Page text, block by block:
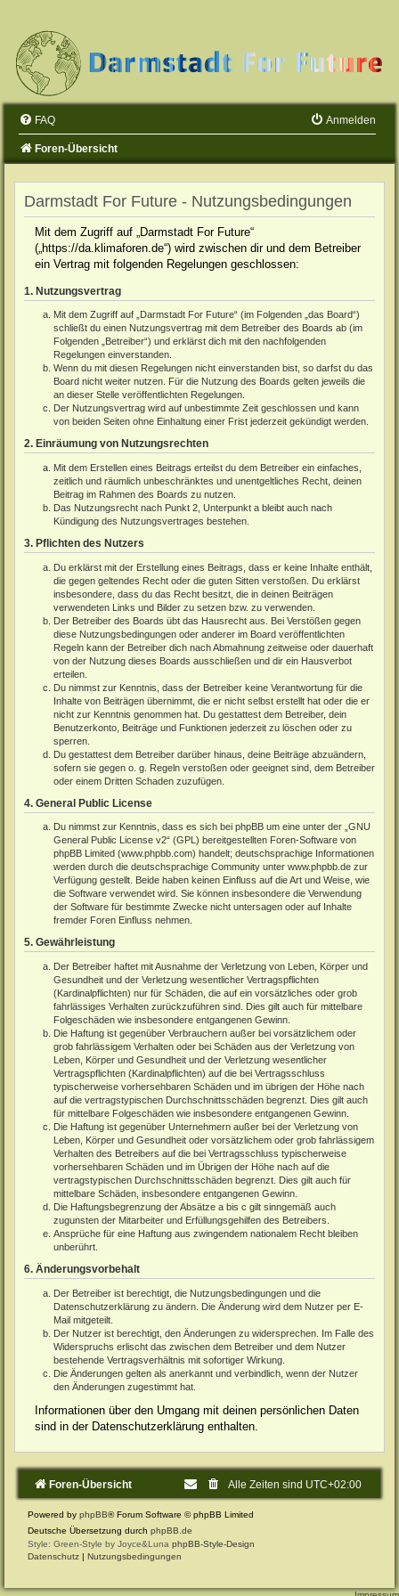
FAQ Anmelden
Foren-Übersicht
Darmstadt For Future - Nutzungsbedingungen
Mit dem Zugriff auf „Darmstadt For Future“
(„https://da.klimaforen.de“) wird zwischen dir und dem Betreiber
ein Vertrag mit folgenden Regelungen geschlossen:
1. Nutzungsvertrag
Mit dem Zugriff auf „Darmstadt For Future“ (im Folgenden „das Board“)
schließt du einen Nutzungsvertrag mit dem Betreiber des Boards ab (im
Folgenden „Betreiber“) und erklärst dich mit den nachfolgenden
Regelungen einverstanden.
Wenn du mit diesen Regelungen nicht einverstanden bist, so darfst du das
Board nicht weiter nutzen. Für die Nutzung des Boards gelten jeweils die
an dieser Stelle veröffentlichten Regelungen.
Der Nutzungsvertrag wird auf unbestimmte Zeit geschlossen und kann
von beiden Seiten ohne Einhaltung einer Frist jederzeit gekündigt werden.
2. Einräumung von Nutzungsrechten
Mit dem Erstellen eines Beitrags erteilst du dem Betreiber ein einfaches,
zeitlich und räumlich unbeschränktes und unentgeltliches Recht, deinen
Beitrag im Rahmen des Boards zu nutzen.
Das Nutzungsrecht nach Punkt 2, Unterpunkt a bleibt auch nach
Kündigung des Nutzungsvertrages bestehen.
3. Pflichten des Nutzers
Du erklärst mit der Erstellung eines Beitrags, dass er keine Inhalte enthält,
die gegen geltendes Recht oder die guten Sitten verstoßen. Du erklärst
insbesondere, dass du das Recht besitzt, die in deinen Beiträgen
verwendeten Links und Bilder zu setzen bzw. zu verwenden.
Der Betreiber des Boards übt das Hausrecht aus. Bei Verstößen gegen
diese Nutzungsbedingungen oder anderer im Board veröffentlichten
Regeln kann der Betreiber dich nach Abmahnung zeitweise oder dauerhaft
von der Nutzung dieses Boards ausschließen und dir ein Hausverbot
erteilen.
Du nimmst zur Kenntnis, dass der Betreiber keine Verantwortung für die
Inhalte von Beiträgen übernimmt, die er nicht selbst erstellt hat oder die er
nicht zur Kenntnis genommen hat. Du gestattest dem Betreiber, dein
Benutzerkonto, Beiträge und Funktionen jederzeit zu löschen oder zu
sperren.
Du gestattest dem Betreiber darüber hinaus, deine Beiträge abzuändern,
sofern sie gegen o. g. Regeln verstoßen oder geeignet sind, dem Betreiber
oder einem Dritten Schaden zuzufügen.
4. General Public License
Du nimmst zur Kenntnis, dass es sich bei phpBB um eine unter der „GNU
General Public License v2“ (GPL) bereitgestellten Foren-Software von
phpBB Limited (www.phpbb.com) handelt; deutschsprachige Informationen
werden durch die deutschsprachige Community unter www.phpbb.de zur
Verfügung gestellt. Beide haben keinen Einfluss auf die Art und Weise, wie
die Software verwendet wird. Sie können insbesondere die Verwendung
der Software für bestimmte Zwecke nicht untersagen oder auf Inhalte
fremder Foren Einfluss nehmen.
5. Gewährleistung
Der Betreiber haftet mit Ausnahme der Verletzung von Leben, Körper und
Gesundheit und der Verletzung wesentlicher Vertragspflichten
(Kardinalpflichten) nur für Schäden, die auf ein vorsätzliches oder grob
fahrlässiges Verhalten zurückzuführen sind. Dies gilt auch für mittelbare
Folgeschäden wie insbesondere entgangenen Gewinn.
Die Haftung ist gegenüber Verbrauchern außer bei vorsätzlichem oder
grob fahrlässigem Verhalten oder bei Schäden aus der Verletzung von
Leben, Körper und Gesundheit und der Verletzung wesentlicher
Vertragspflichten (Kardinalpflichten) auf die bei Vertragsschluss
typischerweise vorhersehbaren Schäden und im übrigen der Höhe nach
auf die vertragstypischen Durchschnittsschäden begrenzt. Dies gilt auch
für mittelbare Folgeschäden wie insbesondere entgangenen Gewinn.
Die Haftung ist gegenüber Unternehmern außer bei der Verletzung von
Leben, Körper und Gesundheit oder vorsätzlichem oder grob fahrlässigem
Verhalten des Betreibers auf die bei Vertragsschluss typischerweise
vorhersehbaren Schäden und im Übrigen der Höhe nach auf die
vertragstypischen Durchschnittsschäden begrenzt. Dies gilt auch für
mittelbare Schäden, insbesondere entgangenen Gewinn.
Die Haftungsbegrenzung der Absätze a bis c gilt sinngemäß auch
zugunsten der Mitarbeiter und Erfüllungsgehilfen des Betreibers.
Ansprüche für eine Haftung aus zwingendem nationalem Recht bleiben
unberührt.
6. Änderungsvorbehalt
Der Betreiber ist berechtigt, die Nutzungsbedingungen und die
Datenschutzerklärung zu ändern. Die Änderung wird dem Nutzer per E-
Mail mitgeteilt.
Der Nutzer ist berechtigt, den Änderungen zu widersprechen. Im Falle des
Widerspruchs erlischt das zwischen dem Betreiber und dem Nutzer
bestehende Vertragsverhältnis mit sofortiger Wirkung.
Die Änderungen gelten als anerkannt und verbindlich, wenn der Nutzer
den Änderungen zugestimmt hat.
Informationen über den Umgang mit deinen persönlichen Daten
sind in der Datenschutzerklärung enthalten.
Foren-Übersicht Alle Zeiten sind UTC+02:00
Powered by phpBB® Forum Software © phpBB Limited
Deutsche Übersetzung durch phpBB.de
Style: Green-Style by Joyce&Luna phpBB-Style-Design
Datenschutz | Nutzungsbedingungen